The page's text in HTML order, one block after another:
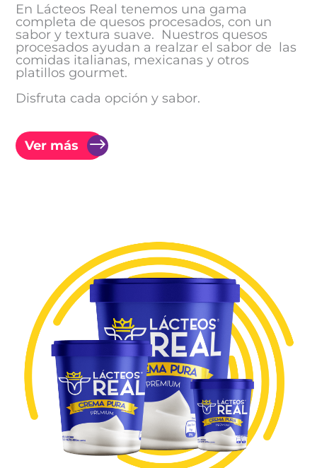
En Lácteos Real tenemos una gama
completa de quesos procesados, con un
sabor y textura suave. Nuestros quesos
procesados ayudan a realzar el sabor de las
comidas italianas, mexicanas y otros
platillos gourmet.
Disfruta cada opción y sabor.
Ver más